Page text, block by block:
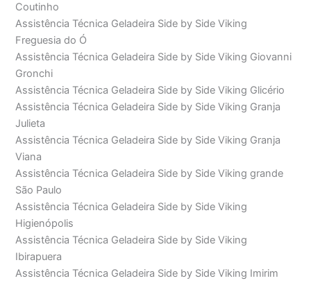
Coutinho
Assistência Técnica Geladeira Side by Side Viking
Freguesia do Ó
Assistência Técnica Geladeira Side by Side Viking Giovanni
Gronchi
Assistência Técnica Geladeira Side by Side Viking Glicério
Assistência Técnica Geladeira Side by Side Viking Granja
Julieta
Assistência Técnica Geladeira Side by Side Viking Granja
Viana
Assistência Técnica Geladeira Side by Side Viking grande
São Paulo
Assistência Técnica Geladeira Side by Side Viking
Higienópolis
Assistência Técnica Geladeira Side by Side Viking
Ibirapuera
Assistência Técnica Geladeira Side by Side Viking Imirim